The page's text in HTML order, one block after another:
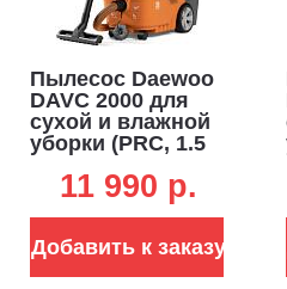
Пылесос Daewoo
DAVC 2000 для
сухой и влажной
уборки (PRC, 1.5
250 мбар,
контейнер 20 л,
11 990 p.
Добавить к заказу